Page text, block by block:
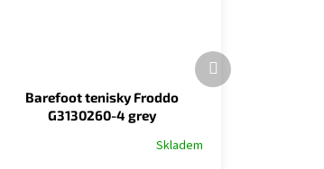
Barefoot tenisky Froddo
G3130260-4 grey
Skladem
Další
produkt